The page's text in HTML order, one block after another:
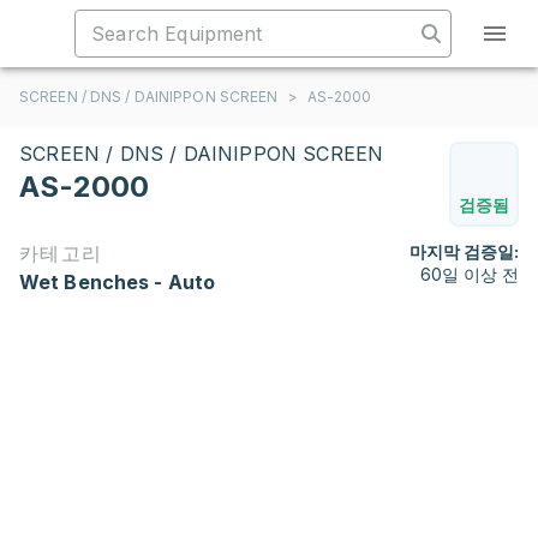
SCREEN / DNS / DAINIPPON SCREEN > AS-2000
SCREEN / DNS / DAINIPPON SCREEN
AS-2000
검증됨
카테고리
Wet Benches - Auto
마지막 검증일:
60일 이상 전